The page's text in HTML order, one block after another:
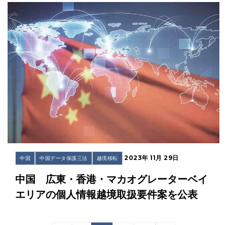
中国 中国データ保護三法 越境移転 2023年 11月 29日
中国 広東・香港・マカオグレーターベイ
エリアの個人情報越境取扱要件案を公表